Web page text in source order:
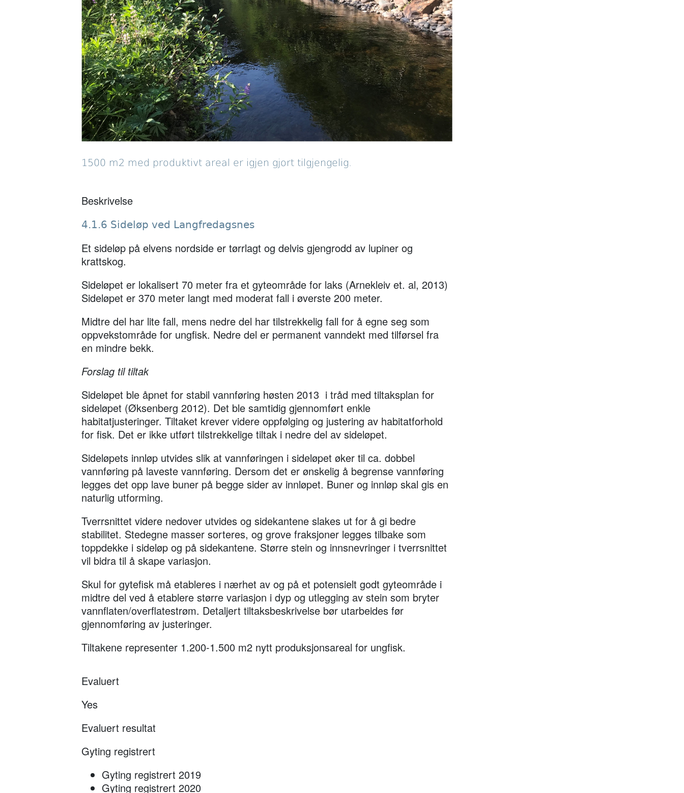
1500 m2 med produktivt areal er igjen gjort tilgjengelig.
Beskrivelse
4.1.6 Sideløp ved Langfredagsnes
Et sideløp på elvens nordside er tørrlagt og delvis gjengrodd av lupiner og
krattskog.
Sideløpet er lokalisert 70 meter fra et gyteområde for laks (Arnekleiv et. al, 2013)
Sideløpet er 370 meter langt med moderat fall i øverste 200 meter.
Midtre del har lite fall, mens nedre del har tilstrekkelig fall for å egne seg som
oppvekstområde for ungfisk. Nedre del er permanent vanndekt med tilførsel fra
en mindre bekk.
Forslag til tiltak
Sideløpet ble åpnet for stabil vannføring høsten 2013 i tråd med tiltaksplan for
sideløpet (Øksenberg 2012). Det ble samtidig gjennomført enkle
habitatjusteringer. Tiltaket krever videre oppfølging og justering av habitatforhold
for fisk. Det er ikke utført tilstrekkelige tiltak i nedre del av sideløpet.
Sideløpets innløp utvides slik at vannføringen i sideløpet øker til ca. dobbel
vannføring på laveste vannføring. Dersom det er ønskelig å begrense vannføring
legges det opp lave buner på begge sider av innløpet. Buner og innløp skal gis en
naturlig utforming.
Tverrsnittet videre nedover utvides og sidekantene slakes ut for å gi bedre
stabilitet. Stedegne masser sorteres, og grove fraksjoner legges tilbake som
toppdekke i sideløp og på sidekantene. Større stein og innsnevringer i tverrsnittet
vil bidra til å skape variasjon.
Skul for gytefisk må etableres i nærhet av og på et potensielt godt gyteområde i
midtre del ved å etablere større variasjon i dyp og utlegging av stein som bryter
vannflaten/overflatestrøm. Detaljert tiltaksbeskrivelse bør utarbeides før
gjennomføring av justeringer.
Tiltakene representer 1.200-1.500 m2 nytt produksjonsareal for ungfisk.
Evaluert
Yes
Evaluert resultat
Gyting registrert
Gyting registrert 2019
Gyting registrert 2020